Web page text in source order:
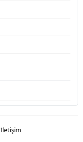
İletişim